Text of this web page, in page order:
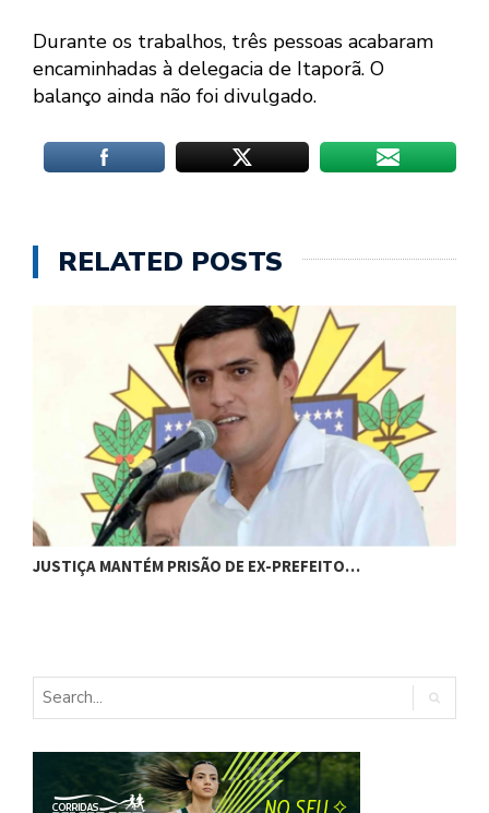
Durante os trabalhos, três pessoas acabaram
encaminhadas à delegacia de Itaporã. O
balanço ainda não foi divulgado.
RELATED POSTS
JUSTIÇA MANTÉM PRISÃO DE EX-PREFEITO…